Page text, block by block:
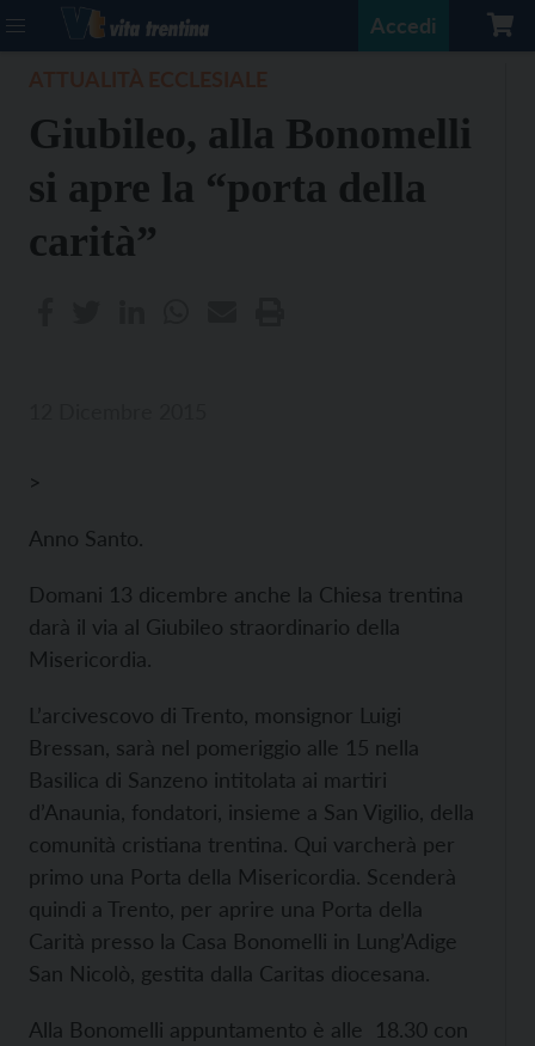
Accedi
Giubileo, alla Bonomelli
si apre la “porta della
carità”
>
Anno Santo.
Domani 13 dicembre anche la Chiesa trentina
darà il via al Giubileo straordinario della
Misericordia.
L’arcivescovo di Trento, monsignor Luigi
Bressan, sarà nel pomeriggio alle 15 nella
Basilica di Sanzeno intitolata ai martiri
d’Anaunia, fondatori, insieme a San Vigilio, della
comunità cristiana trentina. Qui varcherà per
primo una Porta della Misericordia. Scenderà
quindi a Trento, per aprire una Porta della
Carità presso la Casa Bonomelli in Lung’Adige
San Nicolò, gestita dalla Caritas diocesana.
Alla Bonomelli appuntamento è alle 18.30 con